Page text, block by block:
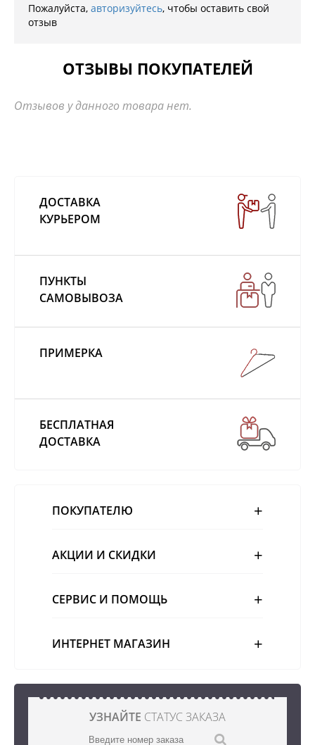
Пожалуйста, авторизуйтесь, чтобы оставить свой
отзыв
ОТЗЫВЫ ПОКУПАТЕЛЕЙ
Отзывов у данного товара нет.
ДОСТАВКА
КУРЬЕРОМ
ПУНКТЫ
САМОВЫВОЗА
ПРИМЕРКА
БЕСПЛАТНАЯ
ДОСТАВКА
ПОКУПАТЕЛЮ
АКЦИИ И СКИДКИ
СЕРВИС И ПОМОЩЬ
ИНТЕРНЕТ МАГАЗИН
УЗНАЙТЕ СТАТУС ЗАКАЗА